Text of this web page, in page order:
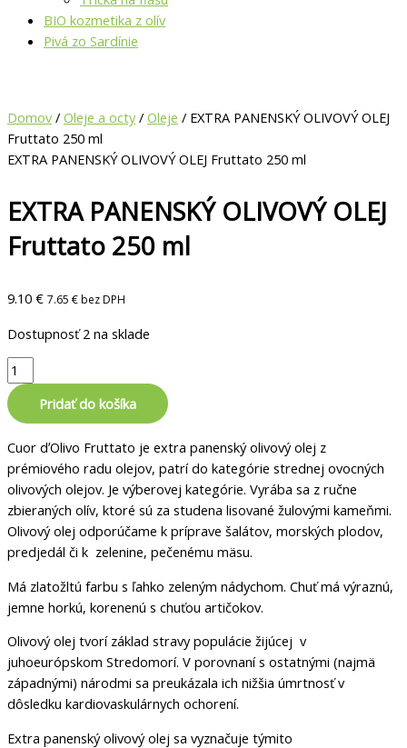
BIO kozmetika z olív
Pivá zo Sardínie
Domov / Oleje a octy / Oleje / EXTRA PANENSKÝ OLIVOVÝ OLEJ
Fruttato 250 ml
EXTRA PANENSKÝ OLIVOVÝ OLEJ Fruttato 250 ml
EXTRA PANENSKÝ OLIVOVÝ OLEJ
Fruttato 250 ml
9.10 € 7.65 €bez DPH
Dostupnosť 2 na sklade
Pridať do košíka
Cuor dʼOlivo Fruttato je extra panenský olivový olej z
prémiového radu olejov, patrí do kategórie strednej ovocných
olivových olejov. Je výberovej kategórie. Vyrába sa z ručne
zbieraných olív, ktoré sú za studena lisované žulovými kameňmi.
Olivový olej odporúčame k príprave šalátov, morských plodov,
predjedál či k zelenine, pečenému mäsu.
Má zlatožltú farbu s ľahko zeleným nádychom. Chuť má výraznú,
jemne horkú, korenenú s chuťou artičokov.
Olivový olej tvorí základ stravy populácie žijúcej v
juhoeurópskom Stredomorí. V porovnaní s ostatnými (najmä
západnými) národmi sa preukázala ich nižšia úmrtnosť v
dôsledku kardiovaskulárnych ochorení.
Extra panenský olivový olej sa vyznačuje týmito